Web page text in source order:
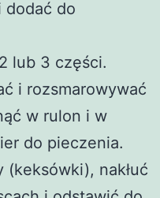
dodać do
lub 3 części.
i rozsmarowywać
w rulon i w
do pieczenia.
(keksówki), nakłuć